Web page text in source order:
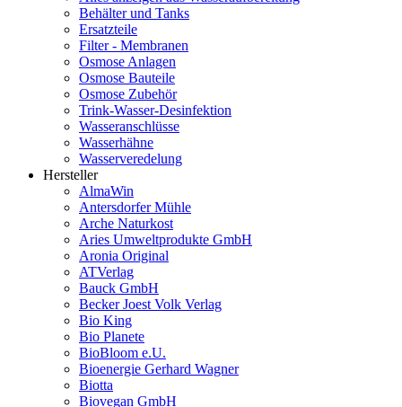
Behälter und Tanks
Ersatzteile
Filter - Membranen
Osmose Anlagen
Osmose Bauteile
Osmose Zubehör
Trink-Wasser-Desinfektion
Wasseranschlüsse
Wasserhähne
Wasserveredelung
Hersteller
AlmaWin
Antersdorfer Mühle
Arche Naturkost
Aries Umweltprodukte GmbH
Aronia Original
ATVerlag
Bauck GmbH
Becker Joest Volk Verlag
Bio King
Bio Planete
BioBloom e.U.
Bioenergie Gerhard Wagner
Biotta
Biovegan GmbH